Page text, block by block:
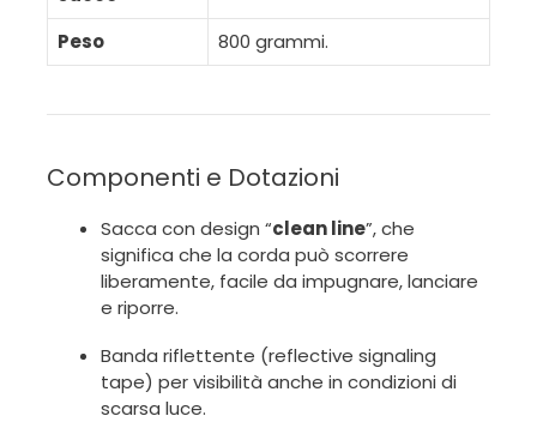
Peso
800 grammi.
Componenti e Dotazioni
Sacca con design “clean line”, che
significa che la corda può scorrere
liberamente, facile da impugnare, lanciare
e riporre.
Banda riflettente (reflective signaling
tape) per visibilità anche in condizioni di
scarsa luce.